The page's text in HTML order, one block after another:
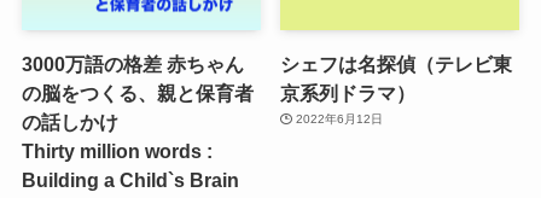
3000万語の格差 赤ちゃん
の脳をつくる、親と保育者
の話しかけ
Thirty million words :
Building a Child`s Brain
シェフは名探偵（テレビ東
京系列ドラマ）
2022年6月12日